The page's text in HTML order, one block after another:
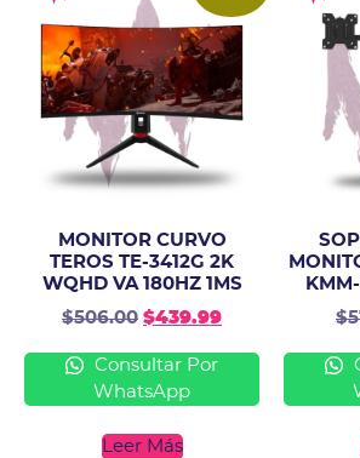
MONITOR CURVO
TEROS TE-3412G 2K
WQHD VA 180HZ 1MS
$506.00 $439.99
Consultar Por
WhatsApp
Leer Más
$